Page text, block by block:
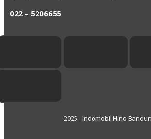
022 – 5206655
2025 - Indomobil Hino